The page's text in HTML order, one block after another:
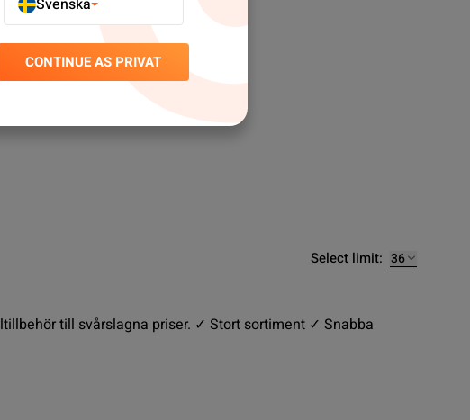
Select limit:
till svårslagna priser. ✓ Stort sortiment ✓ Snabba
Svenska
CONTINUE AS PRIVAT